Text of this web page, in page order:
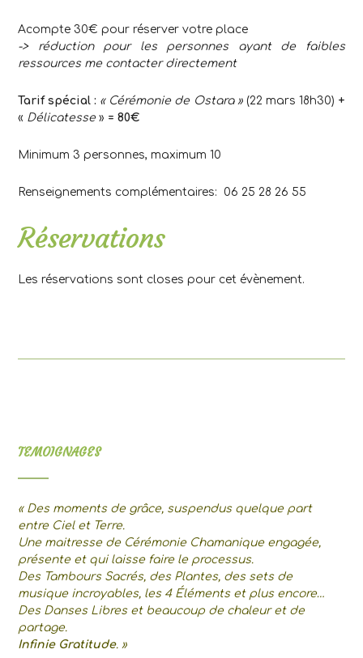
Acompte 30€ pour réserver votre place
-> réduction pour les personnes ayant de faibles
ressources me contacter directement
Tarif spécial : « Cérémonie de Ostara » (22 mars 18h30) +
« Délicatesse» = 80€
Minimum 3 personnes, maximum 10
Renseignements complémentaires: 06 25 28 26 55
Réservations
Les réservations sont closes pour cet évènement.
TEMOIGNAGES
« Des moments de grâce, suspendus quelque part
entre Ciel et Terre.
Une maitresse de Cérémonie Chamanique engagée,
présente et qui laisse faire le processus.
Des Tambours Sacrés, des Plantes, des sets de
musique incroyables, les 4 Éléments et plus encore…
Des Danses Libres et beaucoup de chaleur et de
partage.
Infinie Gratitude. »